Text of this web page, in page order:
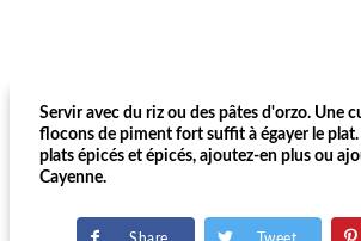
Servir avec du riz ou des pâtes d'orzo. Une
flocons de piment fort suffit à égayer le plat.
plats épicés et épicés, ajoutez-en plus ou
Cayenne.